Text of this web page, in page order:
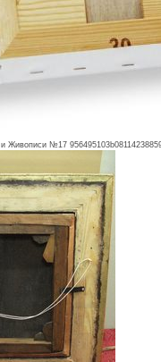
и Живописи №17